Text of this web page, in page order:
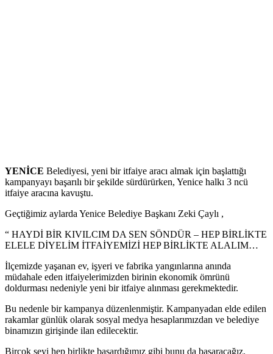
YENİCE Belediyesi, yeni bir itfaiye aracı almak için başlattığı
kampanyayı başarılı bir şekilde sürdürürken, Yenice halkı 3 ncü
itfaiye aracına kavuştu.
Geçtiğimiz aylarda Yenice Belediye Başkanı Zeki Çaylı ,
“ HAYDİ BİR KIVILCIM DA SEN SÖNDÜR – HEP BİRLİKTE
ELELE DİYELİM İTFAİYEMİZİ HEP BİRLİKTE ALALIM…
İlçemizde yaşanan ev, işyeri ve fabrika yangınlarına anında
müdahale eden itfaiyelerimizden birinin ekonomik ömrünü
doldurması nedeniyle yeni bir itfaiye alınması gerekmektedir.
Bu nedenle bir kampanya düzenlenmiştir. Kampanyadan elde edilen
rakamlar günlük olarak sosyal medya hesaplarımızdan ve belediye
binamızın girişinde ilan edilecektir.
Birçok şeyi hep birlikte başardığımız gibi bunu da başaracağız.